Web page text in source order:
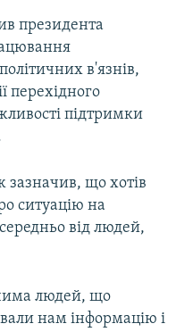
президента
в'язнів,
перехідного
підтримки
що хотів
ситуацію на
від людей,
людей, що
нам інформацію і